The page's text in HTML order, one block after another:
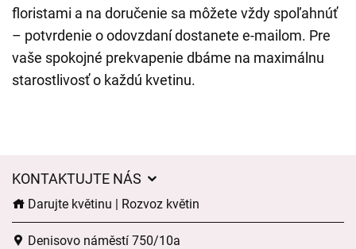
floristami a na doručenie sa môžete vždy spoľahnúť
– potvrdenie o odovzdaní dostanete e-mailom. Pre
vaše spokojné prekvapenie dbáme na maximálnu
starostlivosť o každú kvetinu.
KONTAKTUJTE NÁS
Darujte květinu | Rozvoz květin
Denisovo náměstí 750/10a